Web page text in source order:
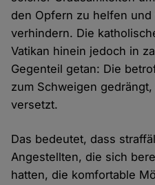
den Opfern zu helfen
verhindern. Die
Vatikan hinein jedoch in
Gegenteil getan: Die
zum Schweigen
versetzt.
Das bedeutet, dass
Angestellten, die sich
hatten, die komfortable